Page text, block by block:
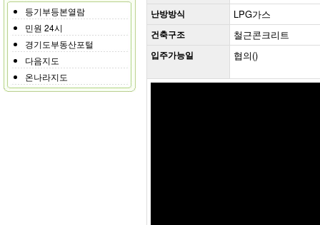
등기부등본열람
민원 24시
경기도부동산포털
다음지도
온나라지도
난방방식 LPG가스
건축구조 철근콘크리트
입주가능일 협의()